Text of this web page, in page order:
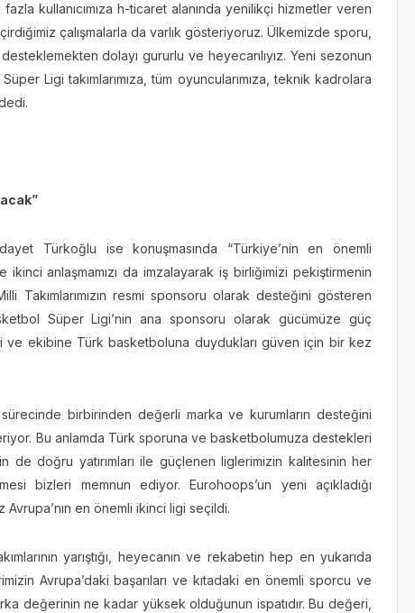
kullanıcımıza h-ticaret alanında yenilikçi hizmetler veren
çalışmalarla da varlık gösteriyoruz. Ülkemizde sporu,
dolayı gururlu ve heyecanlıyız. Yeni sezonun
Ligi takımlarımıza, tüm oyuncularımıza, teknik kadrolara
Türkoğlu ise konuşmasında “Türkiye’nin en önemli
anlaşmamızı da imzalayarak iş birliğimizi pekiştirmenin
Takımlarımızın resmi sponsoru olarak desteğini gösteren
Süper Ligi’nin ana sponsoru olarak gücümüze güç
ve ekibine Türk basketboluna duydukları güven için bir kez
birbirinden değerli marka ve kurumların desteğini
Bu anlamda Türk sporuna ve basketbolumuza destekleri
de doğru yatırımları ile güçlenen liglerimizin kalitesinin her
bizleri memnun ediyor. Eurohoops’un yeni açıkladığı
en önemli ikinci ligi seçildi.
yarıştığı, heyecanın ve rekabetin hep en yukarıda
Avrupa’daki başarıları ve kıtadaki en önemli sporcu ve
değerinin ne kadar yüksek olduğunun ispatıdır. Bu değeri,